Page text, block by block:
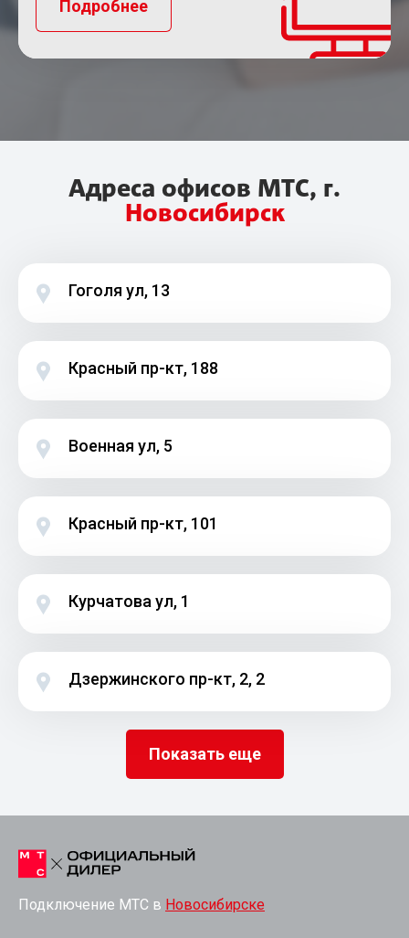
Подробнее
Адреса офисов МТС, г.
Новосибирск
Гоголя ул, 13
Красный пр-кт, 188
Военная ул, 5
Красный пр-кт, 101
Курчатова ул, 1
Дзержинского пр-кт, 2, 2
Показать еще
Подключение МТС в Новосибирске